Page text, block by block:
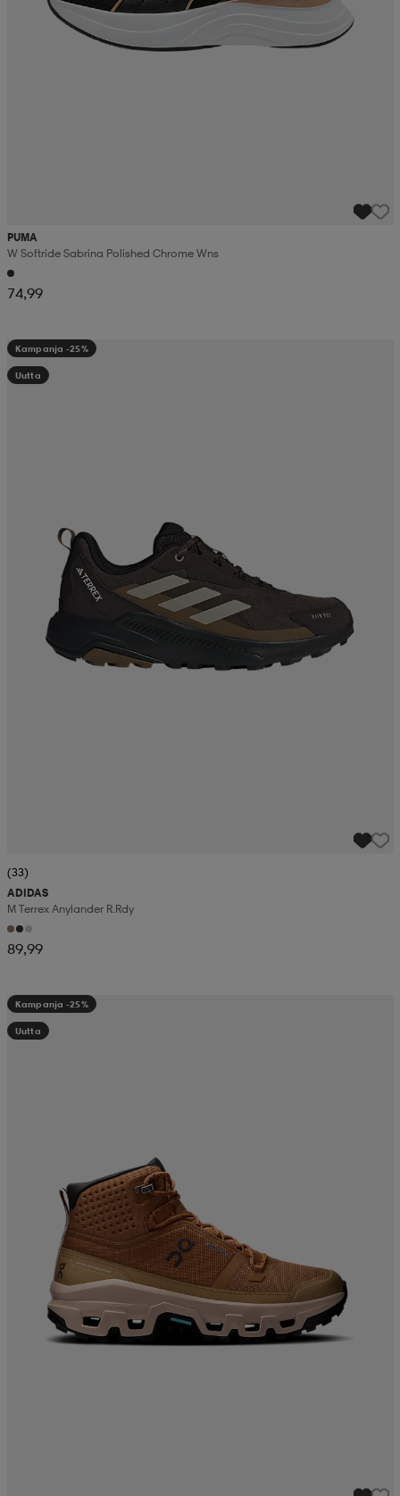
PUMA
W Softride Sabrina Polished Chrome Wns
74,99
Kampanja -25%
Uutta
(33)
ADIDAS
M Terrex Anylander R.rdy
89,99
Kampanja -25%
Uutta